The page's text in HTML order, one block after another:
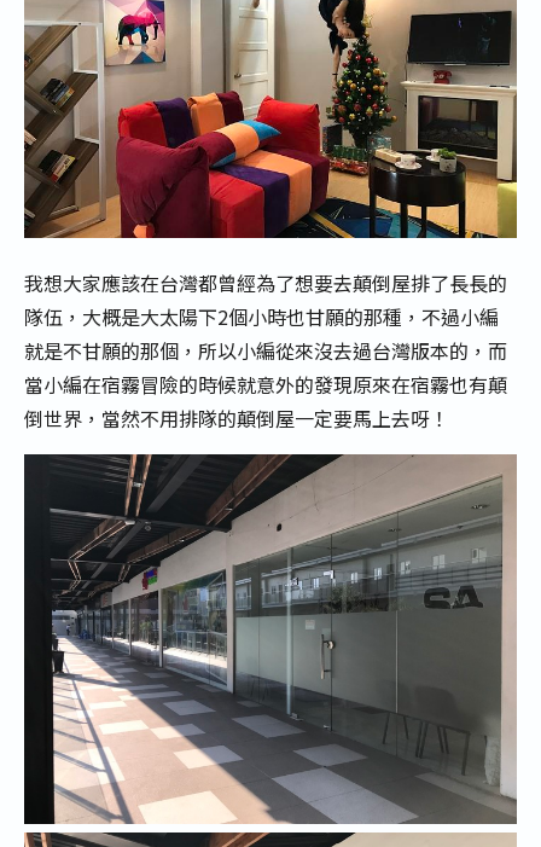
我想大家應該在台灣都曾經為了想要去顛倒屋排了長長的
隊伍，大概是大太陽下2個小時也甘願的那種，不過小編
就是不甘願的那個，所以小編從來沒去過台灣版本的，而
當小編在宿霧冒險的時候就意外的發現原來在宿霧也有顛
倒世界，當然不用排隊的顛倒屋一定要馬上去呀！